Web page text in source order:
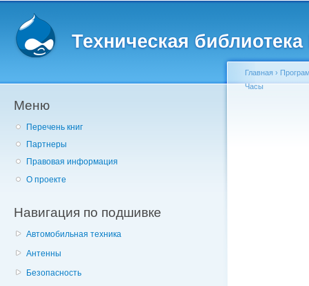
Техническая
Меню
Перечень книг
Партнеры
Правовая информация
О проекте
Навигация по подшивке
Автомобильная техника
Антенны
Безопасность
Главная ›
Часы